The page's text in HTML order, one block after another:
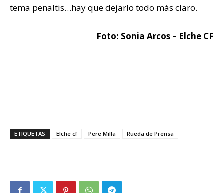
tema penaltis…hay que dejarlo todo más claro.
Foto: Sonia Arcos – Elche CF
ETIQUETAS Elche cf Pere Milla Rueda de Prensa